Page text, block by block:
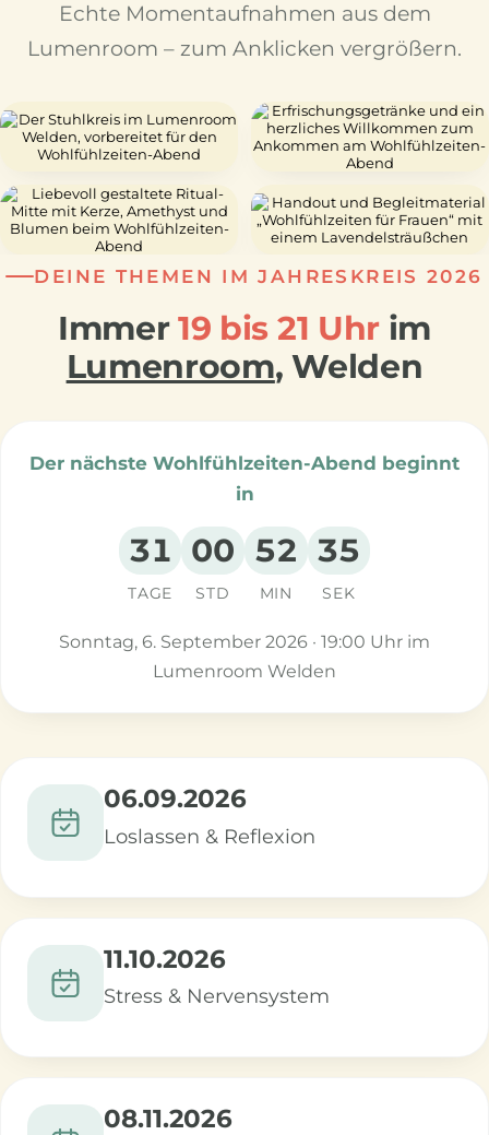
Echte Momentaufnahmen aus dem
Lumenroom – zum Anklicken vergrößern.
DEINE THEMEN IM JAHRESKREIS 2026
Immer19 bis 21 Uhr im
Lumenroom, Welden
Der nächste Wohlfühlzeiten-Abend beginnt
in
31
TAGE
00
STD
52
MIN
34
SEK
Sonntag, 6. September 2026 · 19:00 Uhr im
Lumenroom Welden
06.09.2026
Loslassen & Reflexion
11.10.2026
Stress & Nervensystem
08.11.2026